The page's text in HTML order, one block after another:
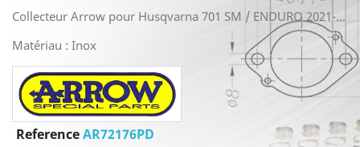
Collecteur Arrow pour Husqvarna 701 SM / ENDURO 2021-...
Matériau : Inox
ReferenceAR72176PD